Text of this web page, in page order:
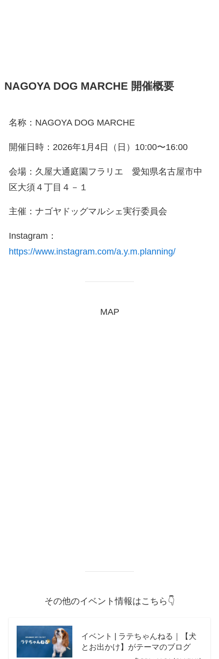
NAGOYA DOG MARCHE 開催概要
名称：NAGOYA DOG MARCHE
開催日時：2026年1月4日（日）10:00〜16:00
会場：久屋大通庭園フラリエ 愛知県名古屋市中
区大須４丁目４－１
主催：ナゴヤドッグマルシェ実行委員会
Instagram：
https://www.instagram.com/a.y.m.planning/
MAP
その他のイベント情報はこちら👇
イベント | ラテちゃんねる｜【犬
とお出かけ】がテーマのブログ